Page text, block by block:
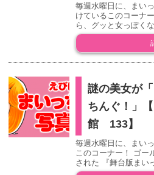
毎週水曜日に、まい
けているこのコーナ
ら、グッと女っぽく
謎の美女が
ちんぐ！」
館 133】
毎週水曜日に、まい
このコーナー！ ゴー
された 『舞台版まい